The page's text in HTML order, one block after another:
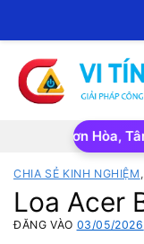
qua
dung
Sơn Hòa, Tân
CHIA SẺ KINH NGHIỆM ,
Loa Acer
ĐĂNG VÀO 03/05/2026